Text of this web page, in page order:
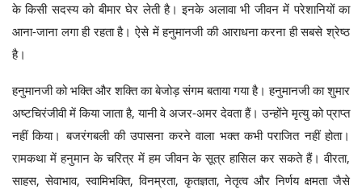
के किसी सदस्य को बीमार घेर लेती है। इनके अलावा भी जीवन में परेशानियों का
आना-जाना लगा ही रहता है। ऐसे में हनुमानजी की आराधना करना ही सबसे श्रेष्ठ
है।
हनुमानजी को भक्ति और शक्ति का बेजोड़ संगम बताया गया है। हनुमानजी का शुमार
अष्टचिरंजीवी में किया जाता है, यानी वे अजर-अमर देवता हैं। उन्होंने मृत्यु को प्राप्त
नहीं किया। बजरंगबली की उपासना करने वाला भक्त कभी पराजित नहीं होता।
रामकथा में हनुमान के चरित्र में हम जीवन के सूत्र हासिल कर सकते हैं। वीरता,
साहस, सेवाभाव, स्वामिभक्ति, विनम्रता, कृतज्ञता, नेतृत्व और निर्णय क्षमता जैसे